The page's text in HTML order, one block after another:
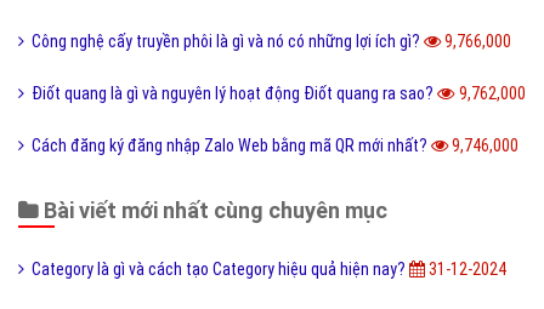
Công nghệ cấy truyền phôi là gì và nó có những lợi ích gì? 9,766,000
Điốt quang là gì và nguyên lý hoạt động Điốt quang ra sao? 9,762,000
Cách đăng ký đăng nhập Zalo Web bằng mã QR mới nhất? 9,746,000
Bài viết mới nhất cùng chuyên mục
Category là gì và cách tạo Category hiệu quả hiện nay? 31-12-2024